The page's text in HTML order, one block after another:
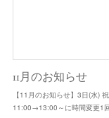
11月のお知らせ
【11月のお知らせ】3日(水)
11:00→13:00～に時間変更1